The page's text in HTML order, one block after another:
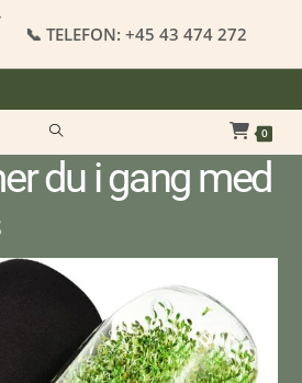
📞 TELEFON: +45 43 474 272
0
du i gang med